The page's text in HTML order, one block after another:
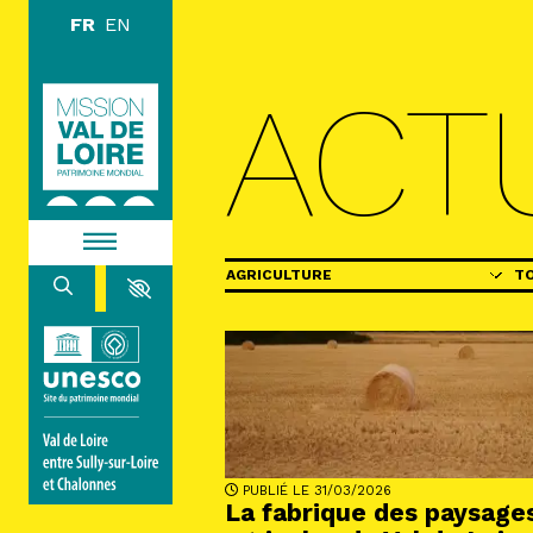
Catégories
PUBLIÉ LE 31/03/2026
La fabrique des
HABITER
AGENDA
ACTUALITÉS
RESSOURCES
ICONOTHÈQUE
LA MISSION VAL DE LOIRE